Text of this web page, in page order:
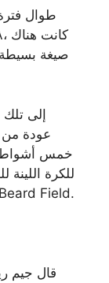
صيغة بسيطة
خمس أشواط
الثانوية متتالية يوم الجمعة، 12 يونيو في Beard Field.
قال جيم